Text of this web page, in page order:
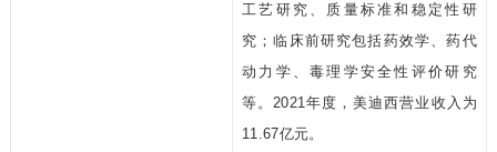
工艺研究、质量标准和稳定性研
究；临床前研究包括药效学、药代
动力学、毒理学安全性评价研究
等。2021年度，美迪西营业收入为
11.67亿元。